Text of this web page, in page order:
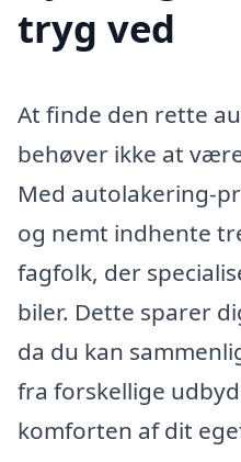
tryg ved
At finde den rette
behøver ikke at
Med autolakering-
og nemt indhente
fagfolk, der
biler. Dette sparer
da du kan
fra forskellige
komforten af dit